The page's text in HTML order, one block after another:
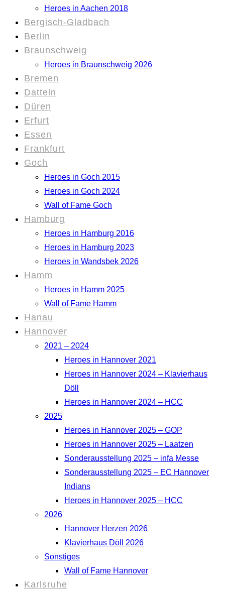
Heroes in Aachen 2018
Bergisch-Gladbach
Berlin
Braunschweig
Heroes in Braunschweig 2026
Bremen
Datteln
Düren
Erfurt
Essen
Frankfurt
Goch
Heroes in Goch 2015
Heroes in Goch 2024
Wall of Fame Goch
Hamburg
Heroes in Hamburg 2016
Heroes in Hamburg 2023
Heroes in Wandsbek 2026
Hamm
Heroes in Hamm 2025
Wall of Fame Hamm
Hanau
Hannover
2021 – 2024
Heroes in Hannover 2021
Heroes in Hannover 2024 – Klavierhaus
Döll
Heroes in Hannover 2024 – HCC
2025
Heroes in Hannover 2025 – GOP
Heroes in Hannover 2025 – Laatzen
Sonderausstellung 2025 – infa Messe
Sonderausstellung 2025 – EC Hannover
Indians
Heroes in Hannover 2025 – HCC
2026
Hannover Herzen 2026
Klavierhaus Döll 2026
Sonstiges
Wall of Fame Hannover
Karlsruhe